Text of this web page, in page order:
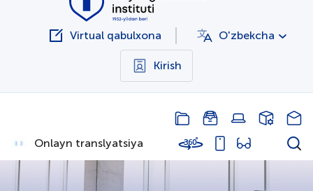
Virtual qabulxona O'zbekcha
Kirish
Onlayn translyatsiya